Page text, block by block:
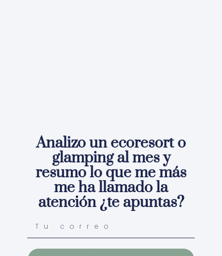
Analizo un ecoresort o
glamping al mes y
resumo lo que me más
me ha llamado la
atención ¿te apuntas?